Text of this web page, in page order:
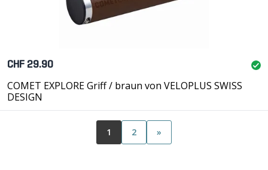
CHF 29.90
COMET EXPLORE Griff / braun von VELOPLUS SWISS
DESIGN
1 2 »